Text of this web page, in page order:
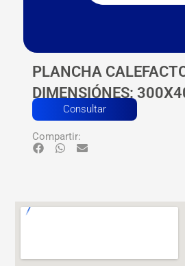
PLANCHA
DIMENSIÓNES:
Consultar
Compartir: